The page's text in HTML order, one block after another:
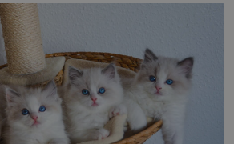
trvalou hodnotou drahého
elegantní a plnohodnotný
nošení. Náramky